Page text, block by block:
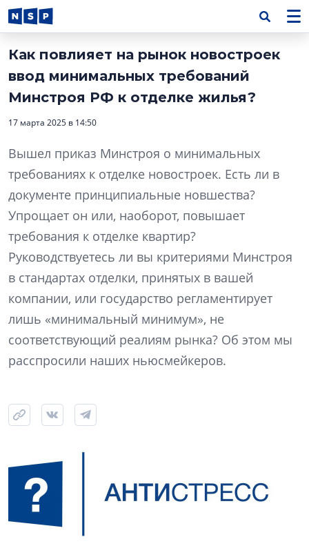
Как повлияет на рынок новостроек
ввод минимальных требований
Минстроя РФ к отделке жилья?
17 марта 2025 в 14:50
Вышел приказ Минстроя о минимальных
требованиях к отделке новостроек. Есть ли в
документе принципиальные новшества?
Упрощает он или, наоборот, повышает
требования к отделке квартир?
Руководствуетесь ли вы критериями Минстроя
в стандартах отделки, принятых в вашей
компании, или государство регламентирует
лишь «минимальный минимум», не
соответствующий реалиям рынка? Об этом мы
расспросили наших ньюсмейкеров.